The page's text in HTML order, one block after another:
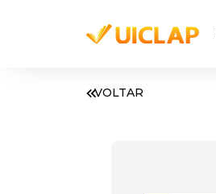
VOLTAR